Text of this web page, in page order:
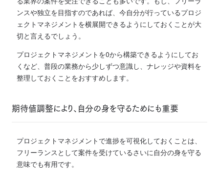
ンスや独立を目指すのであれば、今自分が行っているプロジ
ェクトマネジメントを横展開できるようにしておくことが大
切と言えるでしょう。
プロジェクトマネジメントを0から構築できるようにしてお
くなど、普段の業務から少しずつ意識し、ナレッジや資料を
整理しておくことをおすすめします。
期待値調整により、自分の身を守るためにも重要
プロジェクトマネジメントで進捗を可視化しておくことは、
フリーランスとして案件を受けているさいに自分の身を守る
意味でも有用です。